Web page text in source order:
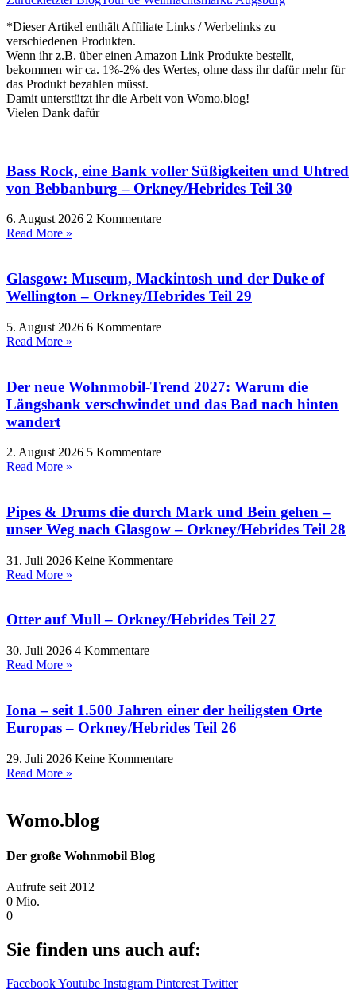
*Dieser Artikel enthält Affiliate Links / Werbelinks zu
verschiedenen Produkten.
Wenn ihr z.B. über einen Amazon Link Produkte bestellt,
bekommen wir ca. 1%-2% des Wertes, ohne dass ihr dafür mehr für
das Produkt bezahlen müsst.
Damit unterstützt ihr die Arbeit von Womo.blog!
Vielen Dank dafür
Bass Rock, eine Bank voller Süßigkeiten und Uhtred
von Bebbanburg – Orkney/Hebrides Teil 30
6. August 2026 2 Kommentare
Read More »
Glasgow: Museum, Mackintosh und der Duke of
Wellington – Orkney/Hebrides Teil 29
5. August 2026 6 Kommentare
Read More »
Der neue Wohnmobil-Trend 2027: Warum die
Längsbank verschwindet und das Bad nach hinten
wandert
2. August 2026 5 Kommentare
Read More »
Pipes & Drums die durch Mark und Bein gehen –
unser Weg nach Glasgow – Orkney/Hebrides Teil 28
31. Juli 2026 Keine Kommentare
Read More »
Otter auf Mull – Orkney/Hebrides Teil 27
30. Juli 2026 4 Kommentare
Read More »
Iona – seit 1.500 Jahren einer der heiligsten Orte
Europas – Orkney/Hebrides Teil 26
29. Juli 2026 Keine Kommentare
Read More »
Womo.blog
Der große Wohnmobil Blog​
Aufrufe seit 2012
0 Mio.
0
Sie finden uns auch auf:
FacebookYoutube Instagram Pinterest Twitter